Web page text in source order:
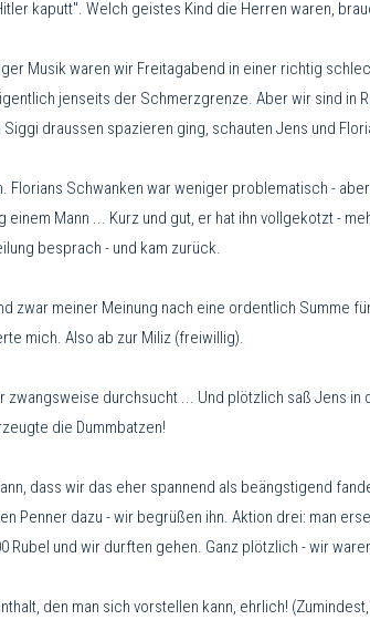
kaputt". Welch geistes Kind die Herren waren,
Musik waren wir Freitagabend in einer richtig
jenseits der Schmerzgrenze. Aber wir sind in
draussen spazieren ging, schauten Jens und
Florians Schwanken war weniger problematisch -
Mann ... Kurz und gut, er hat ihn vollgekotzt -
besprach - und kam zurück.
zwar meiner Meinung nach eine ordentlich Summe
mich. Also ab zur Miliz (freiwillig).
zwangsweise durchsucht ... Und plötzlich saß Jens
die Dummbatzen!
dass wir das eher spannend als beängstigend
Penner dazu - wir begrüßen ihn. Aktion drei: man
Rubel und wir durften gehen. Ganz plötzlich - wir
den man sich vorstellen kann, ehrlich!